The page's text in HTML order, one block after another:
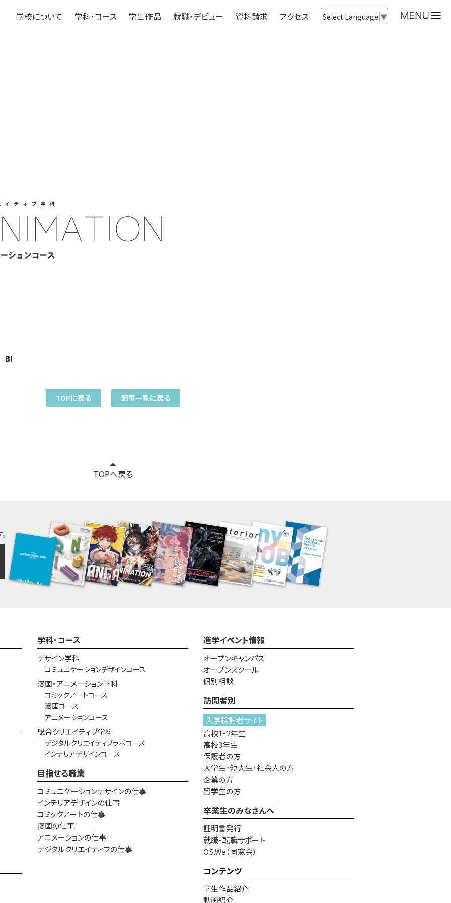
学校について 学科･コース 学生作品 就職・デビュー 資料請求 アクセス Select Language ▼
TOPに戻る 記事一覧に戻る
TOPへ戻る
学科･コース
デザイン学科
コミュニケーションデザインコース
漫画・アニメーション学科
コミックアートコース
漫画コース
アニメーションコース
総合クリエイティブ学科
デジタルクリエイティブラボコース
インテリアデザインコース
目指せる職業
コミュニケーションデザインの仕事
インテリアデザインの仕事
コミックアートの仕事
漫画の仕事
アニメーションの仕事
デジタルクリエイティブの仕事
進学イベント情報
オープンキャンパス
オープンスクール
個別相談
訪問者別
入学検討者サイト
高校1・2年生
高校3年生
保護者の方
大学生･短大生･社会人の方
企業の方
留学生の方
卒業生のみなさんへ
証明書発行
就職・転職サポート
OS.We（同窓会）
コンテンツ
学生作品紹介
動画紹介